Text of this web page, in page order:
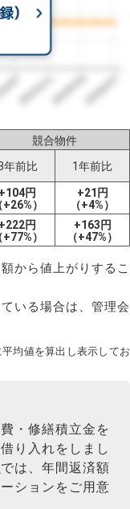
072025/112026/032026/07
競合物件
年前比 1年前比
+104円
+26%）
+21円
（+4%）
+222円
+77%）
+163円
（+47%）
から値上がりするこ
いる場合は、管理会
均値を算出し表示してお
・修繕積立金を
り入れをしまし
では、年間返済額
ションをご用意